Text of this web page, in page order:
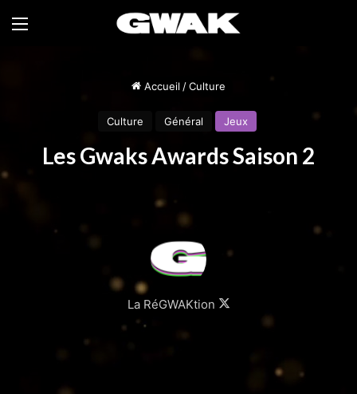
Menu
Accueil /Culture
Culture Général Jeux
Les Gwaks Awards Saison 2
La RéGWAKtion
Follow